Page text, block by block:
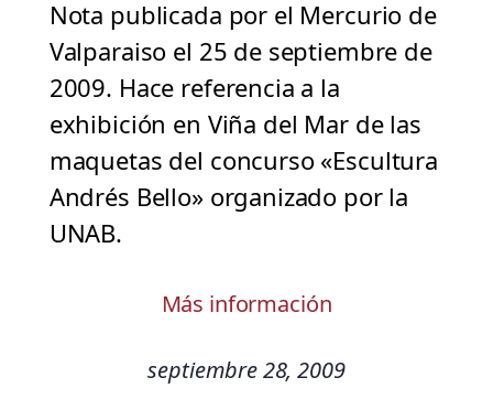
Nota publicada por el Mercurio de
Valparaiso el 25 de septiembre de
2009. Hace referencia a la
exhibición en Viña del Mar de las
maquetas del concurso «Escultura
Andrés Bello» organizado por la
UNAB.
Más información
septiembre 28, 2009